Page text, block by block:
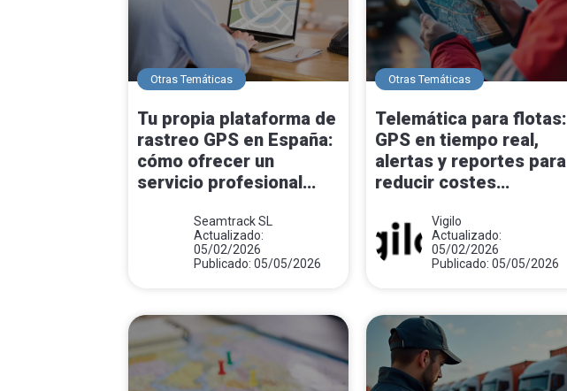
Otras Temáticas
Tu propia plataforma de
rastreo GPS en España:
cómo ofrecer un
servicio profesional
Seamtrack SL
Actualizado:
05/02/2026
Publicado: 05/05/2026
Otras Temáticas
Telemática para flotas:
GPS en tiempo real,
alertas y reportes para
reducir costes
transporte
Vigilo
Actualizado:
05/02/2026
Publicado: 05/05/2026